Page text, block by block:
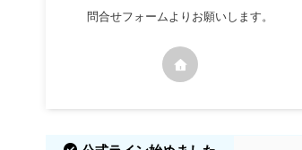
問合せフォームよりお願いします。